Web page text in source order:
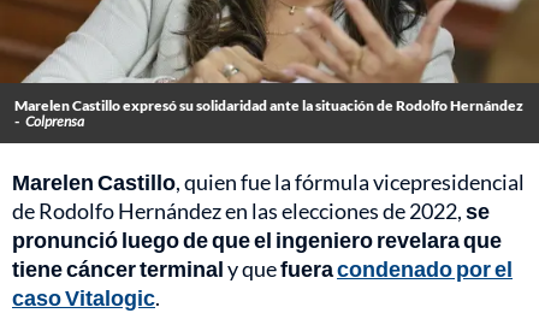
Marelen Castillo expresó su solidaridad ante la situación de Rodolfo Hernández
- Colprensa
Marelen Castillo, quien fue la fórmula vicepresidencial
de Rodolfo Hernández en las elecciones de 2022,se
pronunció luego de que el ingeniero revelara que
tiene cáncer terminaly quefueracondenado por el
caso Vitalogic.